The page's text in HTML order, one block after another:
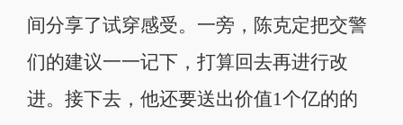
间分享了试穿感受。一旁，陈克定把交警
们的建议一一记下，打算回去再进行改
进。接下去，他还要送出价值1个亿的的